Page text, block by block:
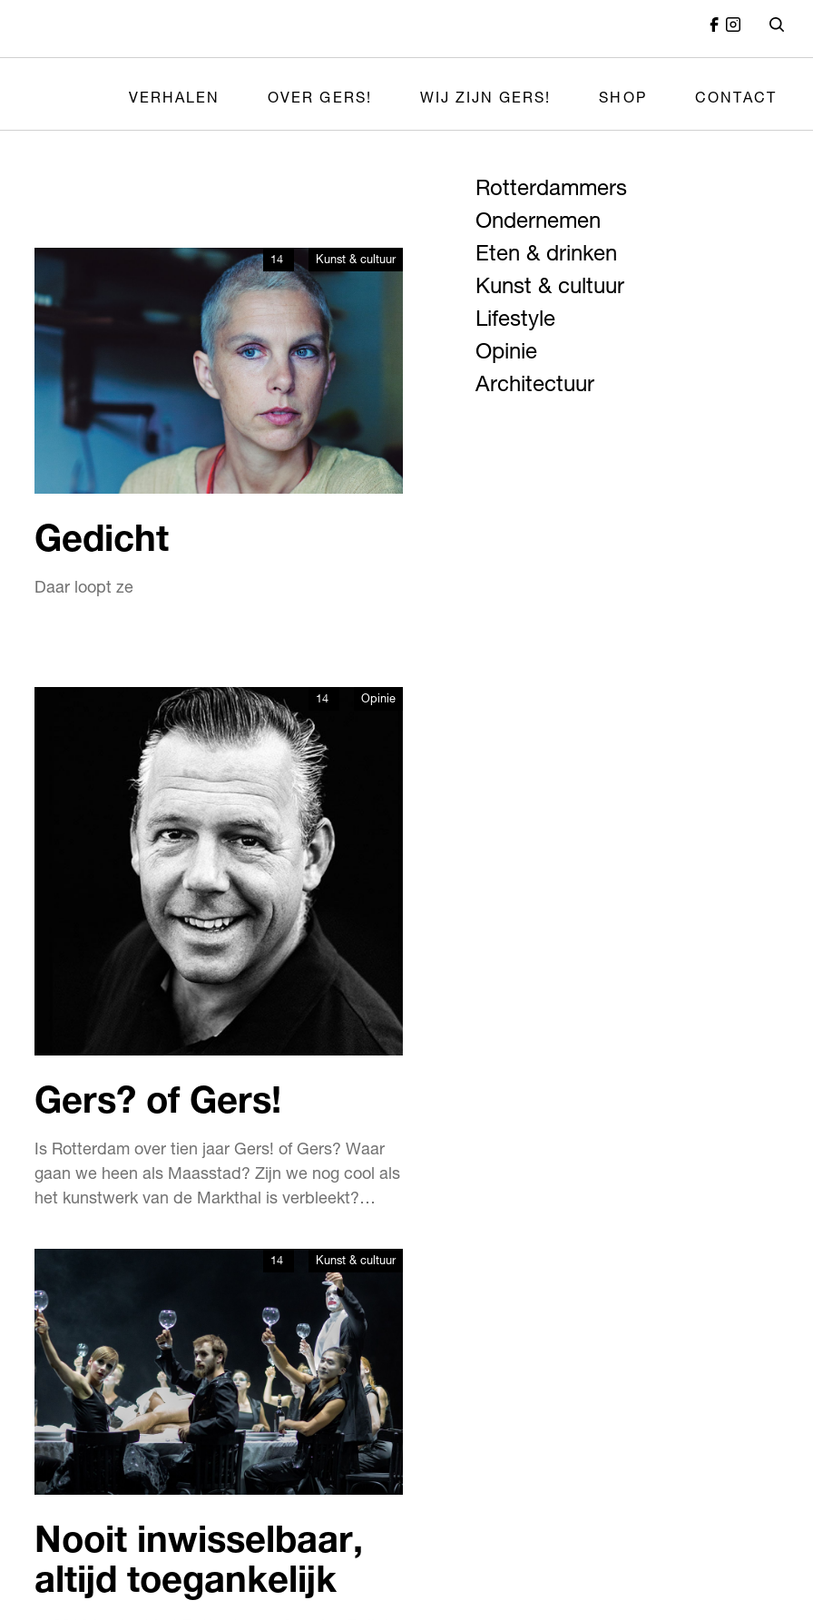
VERHALEN OVER GERS! WIJ ZIJN GERS! SHOP CONTACT
14 Kunst & cultuur
Gedicht
Daar loopt ze
14 Opinie
Gers? of Gers!
Is Rotterdam over tien jaar Gers! of Gers? Waar
gaan we heen als Maasstad? Zijn we nog cool als
het kunstwerk van de Markthal is verbleekt?
bezoekers gehad? Hoelang kunnen we teren op
‘de Rotterdam’ of het nieuwe Timmerhuis?
14 Kunst & cultuur
Nooit inwisselbaar,
altijd toegankelijk
Rotterdammers
Ondernemen
Eten & drinken
Kunst & cultuur
Lifestyle
Opinie
Architectuur